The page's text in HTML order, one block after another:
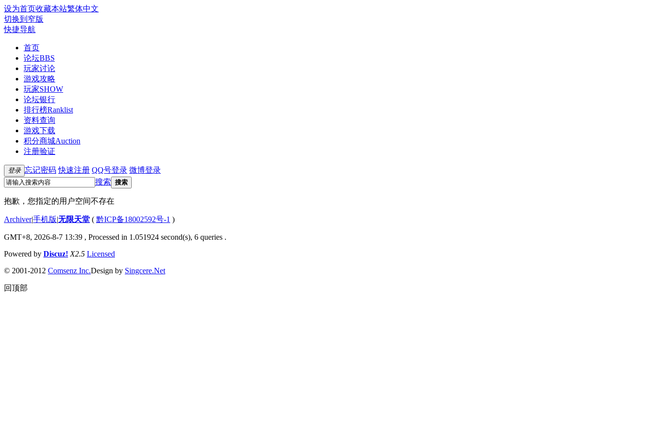
设为首页收藏本站繁体中文
切换到窄版
快捷导航
首页
论坛BBS
玩家讨论
游戏攻略
玩家SHOW
论坛银行
排行榜Ranklist
资料查询
游戏下载
积分商城Auction
注册验证
登录 忘记密码 快速注册 QQ号登录 微博登录
搜索 搜索
抱歉，您指定的用户空间不存在
Archiver|手机版|无限天堂 ( 黔ICP备18002592号-1 )
GMT+8, 2026-8-7 13:39 , Processed in 1.051924 second(s), 6 queries .
Powered by Discuz! X2.5 Licensed
© 2001-2012 Comsenz Inc.Design by Singcere.Net
回顶部